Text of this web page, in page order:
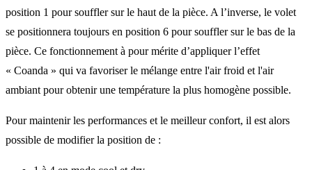
position 1 pour souffler sur le haut de la pièce. A l’inverse, le volet
se positionnera toujours en position 6 pour souffler sur le bas de la
pièce. Ce fonctionnement à pour mérite d’appliquer l’effet
« Coanda » qui va favoriser le mélange entre l'air froid et l'air
ambiant pour obtenir une température la plus homogène possible.
Pour maintenir les performances et le meilleur confort, il est alors
possible de modifier la position de :